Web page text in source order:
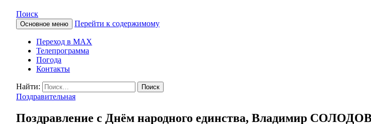
КАМЧАТСКОЕ ИНФОРМАЦИОННОЕ
Поиск
Основное меню Перейти к содержимому
Переход в MAX
Телепрограмма
Погода
Контакты
Найти:
Поздравительная
Поздравление с Днём народного единства, Владимир